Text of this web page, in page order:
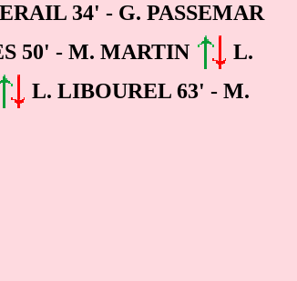
34' - G. PASSEMAR
50' - M. MARTIN
L.
L. LIBOUREL 63' - M.